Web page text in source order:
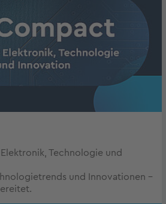
Technologie und
und Innovationen –